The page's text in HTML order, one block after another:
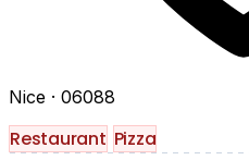
Nice · 06088
Restaurant Pizza